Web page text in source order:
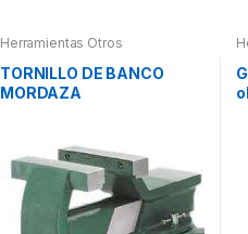
Herramientas Otros
TORNILLO DE BANCO
MORDAZA